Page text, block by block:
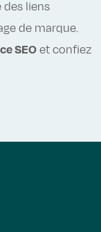
des liens
de marque.
SEO et confiez